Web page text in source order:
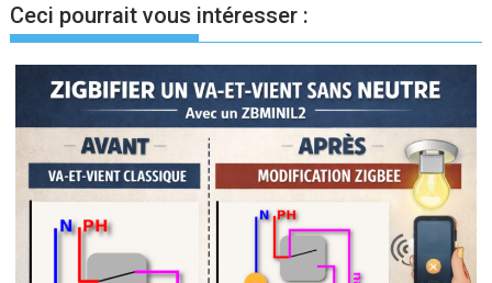
Ceci pourrait vous intéresser :